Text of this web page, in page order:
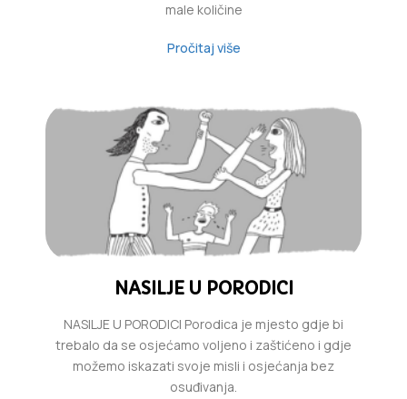
male količine
Pročitaj više
NASILJE U PORODICI
NASILJE U PORODICI Porodica je mjesto gdje bi
trebalo da se osjećamo voljeno i zaštićeno i gdje
možemo iskazati svoje misli i osjećanja bez
osuđivanja.